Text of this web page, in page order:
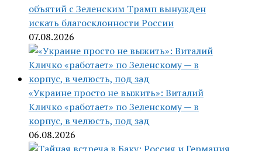
объятий с Зеленским Трамп вынужден
искать благосклонности России
07.08.2026
«Украине просто не выжить»: Виталий
Кличко «работает» по Зеленскому — в
корпус, в челюсть, под зад
06.08.2026